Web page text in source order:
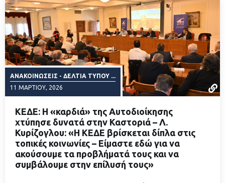
ΑΝΑΚΟΙΝΏΣΕΙΣ - ΔΕΛΤΊΑ ΤΎΠΟΥ ...
11 ΜΑΡΤΊΟΥ, 2026
ΔΙΑΒΑΣΤΕ ΠΕΡΙΣΣΟΤΕΡΑ
ΚΕΔΕ: Η «καρδιά» της Αυτοδιοίκησης
χτύπησε δυνατά στην Καστοριά – Λ.
Κυρίζογλου: «Η ΚΕΔΕ βρίσκεται δίπλα στις
τοπικές κοινωνίες – Είμαστε εδώ για να
ακούσουμε τα προβλήματά τους και να
συμβάλουμε στην επίλυσή τους»